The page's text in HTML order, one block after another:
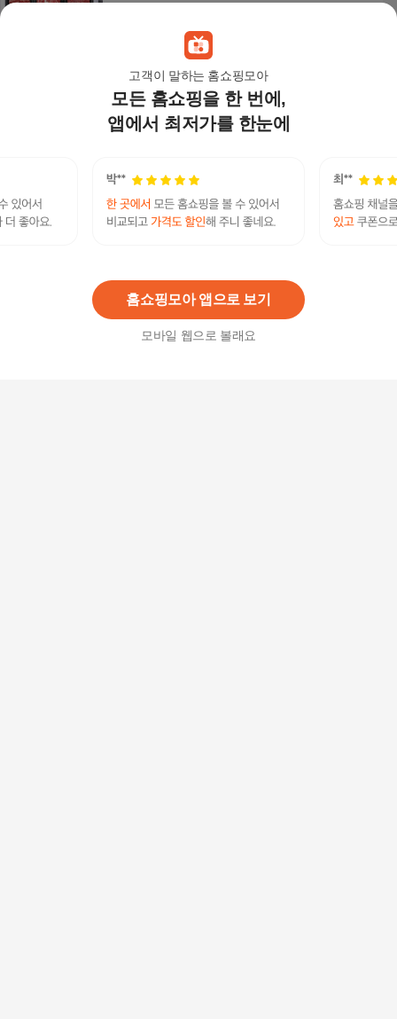
고객이 말하는 홈쇼핑모아
모든 홈쇼핑을 한 번에,
앱에서 최저가를 한눈에
홈쇼핑모아 앱으로 보기
모바일 웹으로 볼래요
메프라(Mepra) Fantasia Dessert Spoon
28,000원
[대관령한우] 1등급이상 불고기/국거리 기획세트1